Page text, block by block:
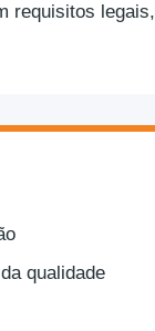
requisitos legais,
qualidade